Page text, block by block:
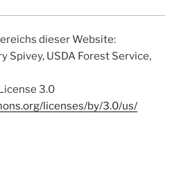
dieser Website:
Spivey, USDA Forest Service,
3.0
licenses/by/3.0/us/